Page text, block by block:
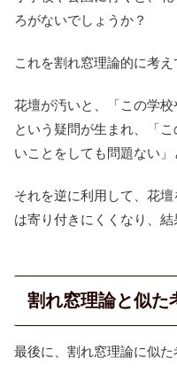
ろがないでしょうか？
これを割れ窓理論的に考え
花壇が汚いと、「この学校
という疑問が生まれ、「
いことをしても問題ない」
それを逆に利用して、花
は寄り付きにくくなり、結
割れ窓理論と似た
最後に、割れ窓理論に似た